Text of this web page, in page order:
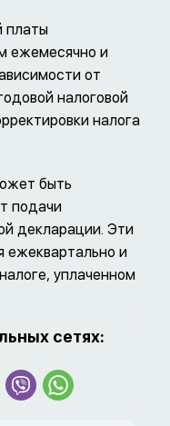
платы
ежемесячно и
от
налоговой
налога
быть
подачи
декларации. Эти
ежеквартально и
уплаченном
сетях: